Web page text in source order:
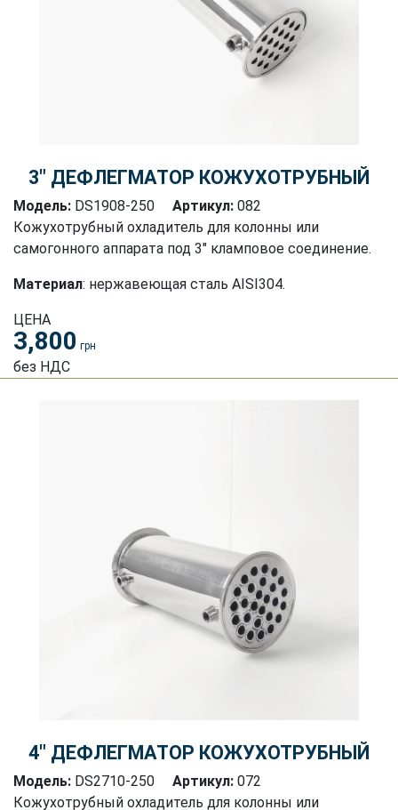
3″ ДЕФЛЕГМАТОР КОЖУХОТРУБНЫЙ
Модель: DS1908-250 Артикул: 082
Кожухотрубный охладитель для колонны или
самогонного аппарата под 3" кламповое соединение.
Материал: нержавеющая сталь AISI304.
ЦЕНА
3,800 грн
без НДС
4″ ДЕФЛЕГМАТОР КОЖУХОТРУБНЫЙ
Модель: DS2710-250 Артикул: 072
Кожухотрубный охладитель для колонны или